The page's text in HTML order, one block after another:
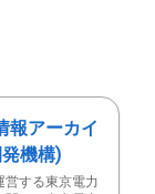
報アーカイ
機構)
営する東京電力